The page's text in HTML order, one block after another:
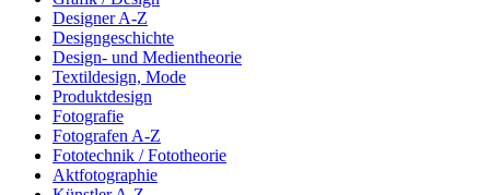
Designer A-Z
Designgeschichte
Design- und Medientheorie
Textildesign, Mode
Produktdesign
Fotografie
Fotografen A-Z
Fototechnik / Fototheorie
Aktfotographie